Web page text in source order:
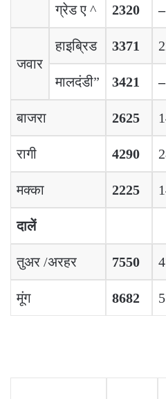
ग्रेड ए ^ 2320 –
जवार
हाइब्रिड 3371
मालदंडी” 3421 –
बाजरा 2625
रागी 4290
मक्का 2225
दालें
तुअर /अरहर 7550
मूंग 8682